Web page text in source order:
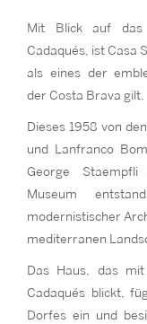
Mit Blick auf das
Cadaqués, ist Casa
als eines der
der Costa Brava gilt.
Dieses 1958 von
und Lanfranco
George
Museum
modernistischer
mediterranen
Das Haus, das
Cadaqués blickt,
Dorfes ein und